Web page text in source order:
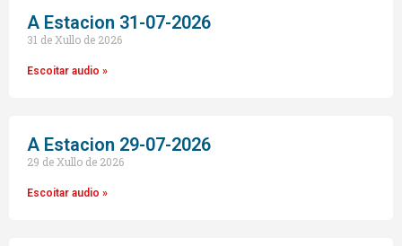
A Estacion 31-07-2026
31 de Xullo de 2026
Escoitar audio »
A Estacion 29-07-2026
29 de Xullo de 2026
Escoitar audio »